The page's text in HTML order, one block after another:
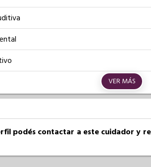
VER MÁS
podés contactar a este cuidador y